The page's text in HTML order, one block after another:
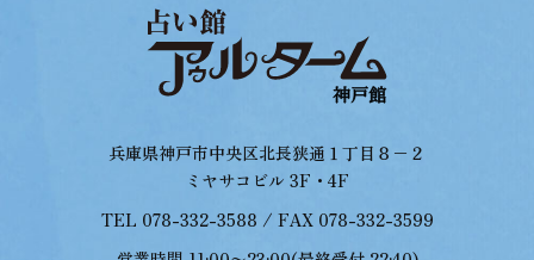
兵庫県神戸市中央区北長狭通１丁目８−２
ミヤサコビル 3F・4F
TEL 078-332-3588 / FAX 078-332-3599